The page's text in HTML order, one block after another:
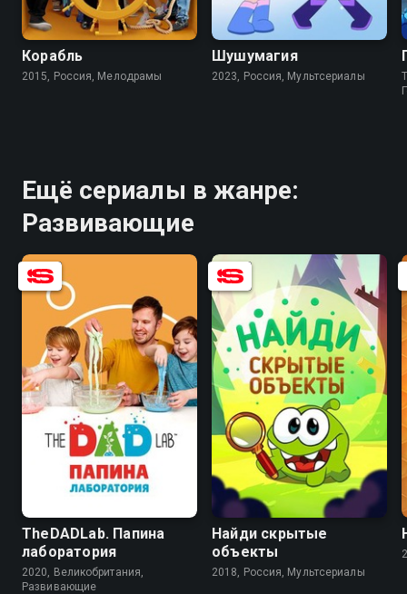
8.0 5.6
Корабль
2015, Россия, Мелодрамы
8.9 6.6
Шушумагия
2023, Россия, Мультсериалы
Ещё сериалы в жанре:
Развивающие
TheDADLab. Папина
лаборатория
2020, Великобритания,
Развивающие
Найди скрытые
объекты
2018, Россия, Мультсериалы